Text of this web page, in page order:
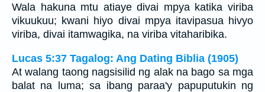
Wala hakuna mtu atiaye divai mpya katika viriba
vikuukuu; kwani hiyo divai mpya itavipasua hivyo
viriba, divai itamwagika, na viriba vitaharibika.
Lucas 5:37 Tagalog: Ang Dating Biblia (1905)
At walang taong nagsisilid ng alak na bago sa mga
balat na luma; sa ibang paraa'y papuputukin ng